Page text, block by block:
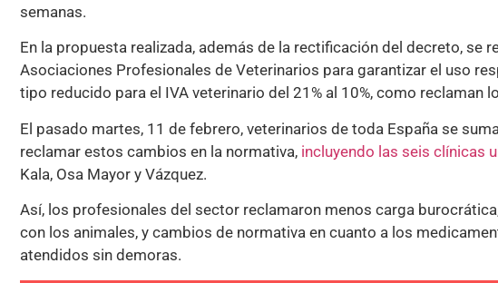
semanas.
En la propuesta realizada, además de la rectificación del decreto, se
Asociaciones Profesionales de Veterinarios para garantizar el uso
tipo reducido para el IVA veterinario del 21% al 10%, como reclaman
El pasado martes, 11 de febrero, veterinarios de toda España se
reclamar estos cambios en la normativa, incluyendo las seis clínicas
Kala, Osa Mayor y Vázquez.
Así, los profesionales del sector reclamaron menos carga
con los animales, y cambios de normativa en cuanto a los
atendidos sin demoras.